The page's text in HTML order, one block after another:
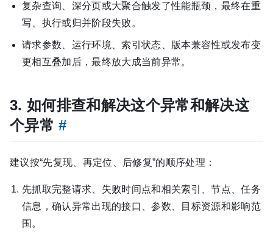
复杂查询、深分页或大聚合触发了性能瓶颈，最终在重
写、执行或归并阶段失败。
请求参数、运行环境、索引状态、版本兼容性或发布变
更相互叠加后，最终放大成当前异常。
3. 如何排查和解决这个异常和解决这
个异常#
建议按“先复现、再定位、后修复”的顺序处理：
先抓取完整请求、失败时间点和相关索引、节点、任务
信息，确认异常出现的接口、参数、目标资源和影响范
围。